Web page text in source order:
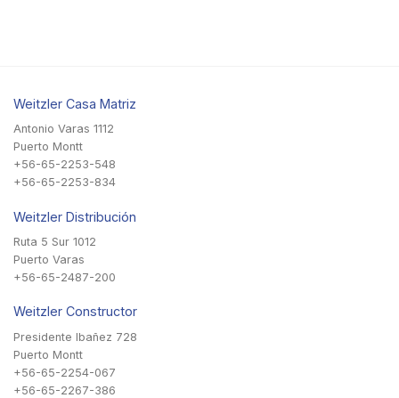
Weitzler Casa Matriz
Antonio Varas 1112
Puerto Montt
+56-65-2253-548
+56-65-2253-834
Weitzler Distribución
Ruta 5 Sur 1012
Puerto Varas
+56-65-2487-200
Weitzler Constructor
Presidente Ibañez 728
Puerto Montt
+56-65-2254-067
+56-65-2267-386